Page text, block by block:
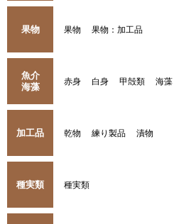
果物 果物 果物：加工品
魚介
海藻
赤身 白身 甲殻類 海藻
加工品 乾物 練り製品 漬物
種実類 種実類